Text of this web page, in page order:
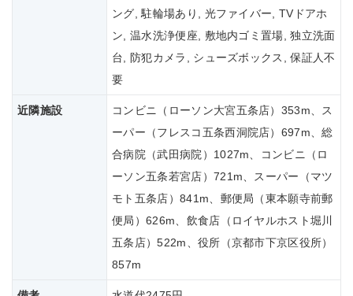
ング, 駐輪場あり, 光ファイバー, TVドアホ
ン, 温水洗浄便座, 敷地内ゴミ置場, 独立洗面
台, 防犯カメラ, シューズボックス, 保証人不
要
近隣施設
コンビニ（ローソン大宮五条店）353m、ス
ーパー（フレスコ五条西洞院店）697m、総
合病院（武田病院）1027m、コンビニ（ロ
ーソン五条若宮店）721m、スーパー（マツ
モト五条店）841m、郵便局（東本願寺前郵
便局）626m、飲食店（ロイヤルホスト堀川
五条店）522m、役所（京都市下京区役所）
857m